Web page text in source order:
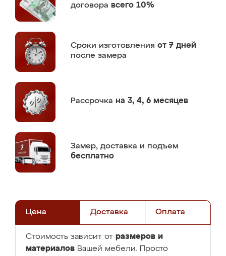
договора всего 10%
Сроки изготовления от 7 дней
после замера
Рассрочка на 3, 4, 6 месяцев
Замер, доставка и подъем
бесплатно
Цена Доставка Оплата
Стоимость зависит от размеров и
материалов Вашей мебели. Просто